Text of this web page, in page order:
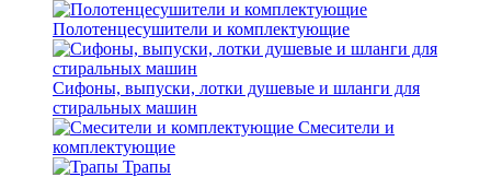
Полотенцесушители и комплектующие
Сифоны, выпуски, лотки душевые и шланги для
стиральных машин
Смесители и
комплектующие
Трапы